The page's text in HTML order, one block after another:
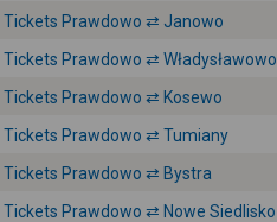
Tickets Prawdowo ⇄ Janowo
Tickets Prawdowo ⇄ Władysławowo
Tickets Prawdowo ⇄ Kosewo
Tickets Prawdowo ⇄ Tumiany
Tickets Prawdowo ⇄ Bystra
Tickets Prawdowo ⇄ Nowe Siedlisko